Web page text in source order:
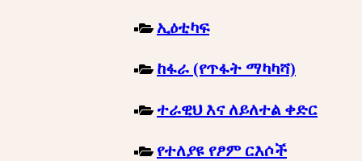
ኢዕቲካፍ
ከፋራ (የጥፋት ማካካሻ)
ተራዊህ እና ለይለተል ቀድር
የተለያዩ የፆም ርእሶች